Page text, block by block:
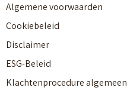
Algemene voorwaarden
Cookiebeleid
Disclaimer
ESG-Beleid
Klachtenprocedure algemeen